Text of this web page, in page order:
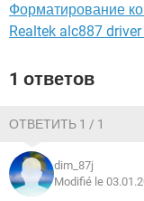
Форматирование
Realtek alc887
1 ответов
ОТВЕТИТЬ 1 / 1
dim_87j
Modifié le